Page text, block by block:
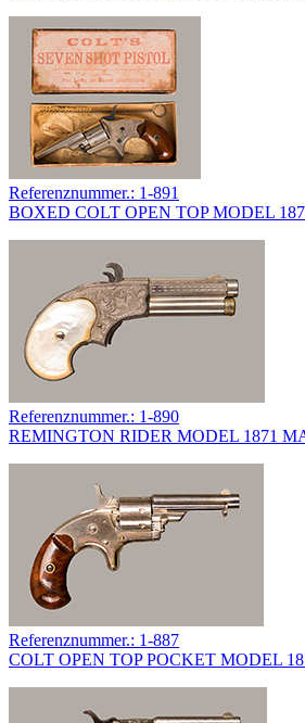
Referenznummer.: 1-891
BOXED COLT OPEN TOP MODEL
Referenznummer.: 1-890
REMINGTON RIDER MODEL 1871
Referenznummer.: 1-887
COLT OPEN TOP POCKET MODEL